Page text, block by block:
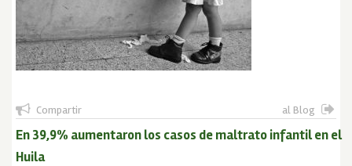
Compartir al Blog
En 39,9% aumentaron los casos de maltrato infantil en el
Huila